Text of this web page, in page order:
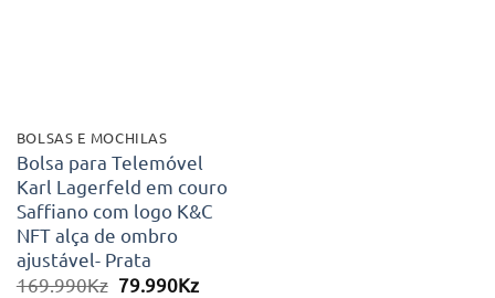
BOLSAS E MOCHILAS
Bolsa para Telemóvel
Karl Lagerfeld em couro
Saffiano com logo K&C
NFT alça de ombro
ajustável- Prata
169.990Kz O
79.990KzO